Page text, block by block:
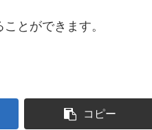
とができます。
コピー